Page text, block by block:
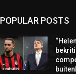
POPULAR POSTS